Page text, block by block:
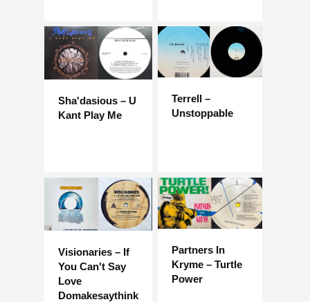
Sha'dasious – U
Kant Play Me
Terrell –
Unstoppable
Visionaries – If
You Can't Say
Love
Domakesaythink
Partners In
Kryme – Turtle
Power